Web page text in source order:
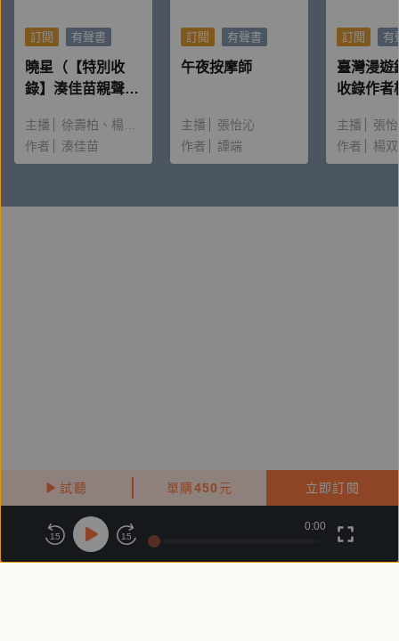
試聽 單購450 元 立即訂閱
聲音指導：盧怡君
產品企劃：林云也
錄音/後製：黃德瑋
訂閱 有聲書
曉星（【特別收
錄】湊佳苗親聲朗
主播 徐壽柏
楊雅淳
作者
湊佳苗
訂閱 有聲書
午夜按摩師
主播
張怡沁
作者
譚端
訂閱 有
臺灣漫遊
收錄作者
主播
張
作者
楊
關於鏡好聽
商務合作 付費條款 會員條款
15 15
0:00